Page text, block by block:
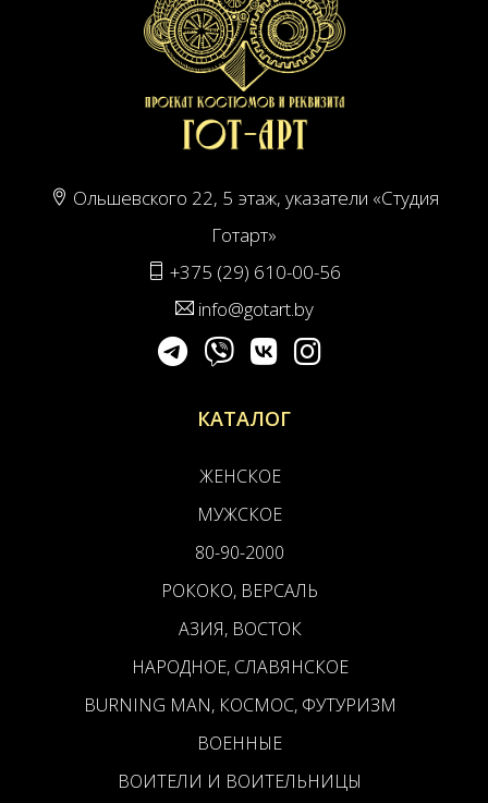
Ольшевского 22, 5 этаж, указатели «Студия
Готарт»
+375 (29) 610-00-56
info@gotart.by
КАТАЛОГ
ЖЕНСКОЕ
МУЖСКОЕ
80-90-2000
РОКОКО, ВЕРСАЛЬ
АЗИЯ, ВОСТОК
НАРОДНОЕ, СЛАВЯНСКОЕ
BURNING MAN, КОСМОС, ФУТУРИЗМ
ВОЕННЫЕ
ВОИТЕЛИ И ВОИТЕЛЬНИЦЫ